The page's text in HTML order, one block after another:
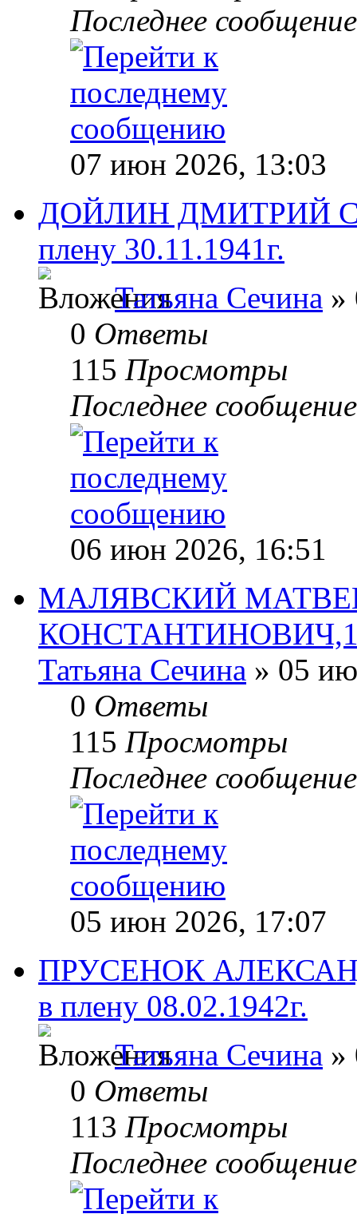
Последнее
07 июн 2026, 13:03
ДОЙЛИН ДМИТРИЙ
плену 30.11.1941г.
Татьяна Сечина »
0 Ответы
115 Просмотры
Последнее
06 июн 2026, 16:51
МАЛЯВСКИЙ
Татьяна Сечина » 05
0 Ответы
115 Просмотры
Последнее
05 июн 2026, 17:07
ПРУСЕНОК
в плену 08.02.1942г.
Татьяна Сечина »
0 Ответы
113 Просмотры
Последнее